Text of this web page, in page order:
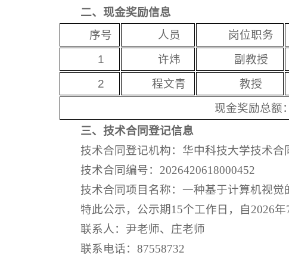
二、现金奖励信息
序号
人员 岗位职务
1
许炜 副教授
2
程文青 教授
现金奖励总额：
三、技术合同登记信息
技术合同登记机构：华中科技大学技术合
技术合同编号：2026420618000452
技术合同项目名称：一种基于计算机视
特此公示，公示期15个工作日，自2026
联系人：尹老师、庄老师
联系电话：87558732